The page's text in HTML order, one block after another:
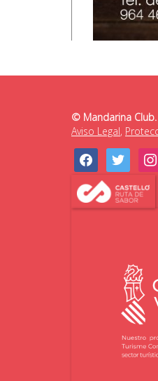
© Mandarina Club.
Aviso Legal,
facebooktwitter